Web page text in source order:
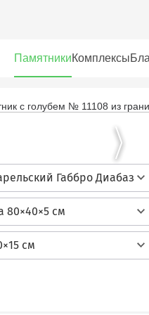
ПамятникиКомплексы
с голубем № 11108 из
Габбро Диабаз
80×40×5 см
см